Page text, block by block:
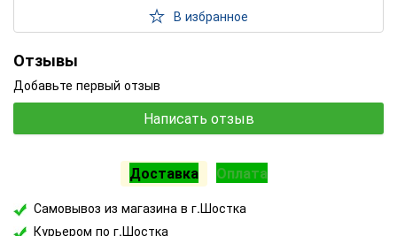
В избранное
Отзывы
Добавьте первый отзыв
Написать отзыв
Доставка Оплата
Самовывоз из магазина в г.Шостка
Курьером по г.Шостка